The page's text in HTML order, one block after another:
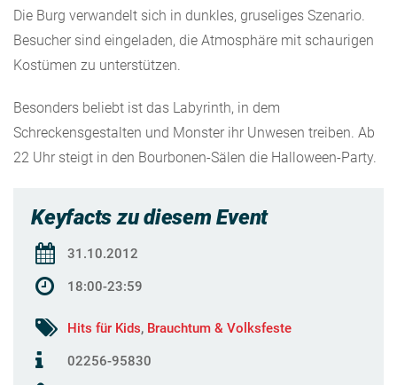
Die Burg verwandelt sich in dunkles, gruseliges Szenario.
Besucher sind eingeladen, die Atmosphäre mit schaurigen
Kostümen zu unterstützen.
Besonders beliebt ist das Labyrinth, in dem
Schreckensgestalten und Monster ihr Unwesen treiben. Ab
22 Uhr steigt in den Bourbonen-Sälen die Halloween-Party.
Keyfacts zu diesem Event
31.10.2012
18:00-23:59
Hits für Kids, Brauchtum & Volksfeste
02256-95830